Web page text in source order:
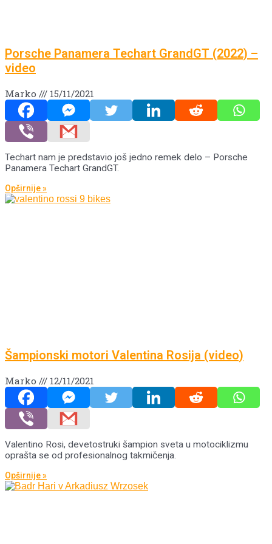
Porsche Panamera Techart GrandGT (2022) –
video
Marko 15/11/2021
Techart nam je predstavio još jedno remek delo – Porsche
Panamera Techart GrandGT.
Opširnije »
Šampionski motori Valentina Rosija (video)
Marko 12/11/2021
Valentino Rosi, devetostruki šampion sveta u motociklizmu
oprašta se od profesionalnog takmičenja.
Opširnije »